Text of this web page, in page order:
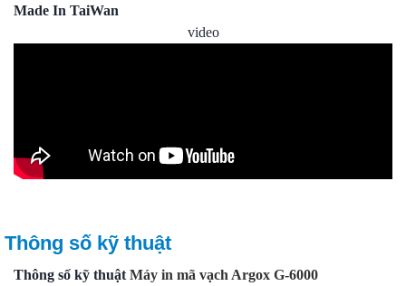
Made In TaiWan
video
Thông số kỹ thuật
Thông số kỹ thuật Máy in mã vạch Argox G-6000